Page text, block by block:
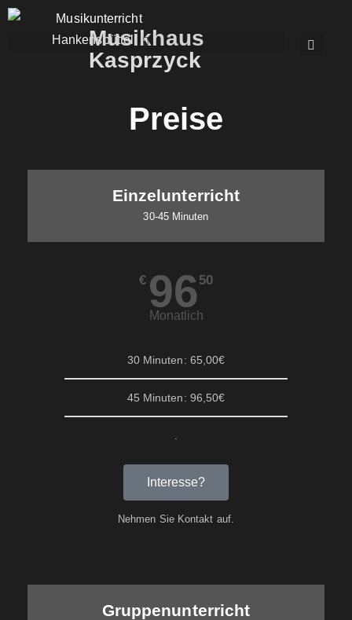
Musikhaus
Kasprzyck
Preise
Einzelunterricht
30-45 Minuten
€ 9650
Monatlich
30 Minuten: 65,00€
45 Minuten: 96,50€
Interesse?
Nehmen Sie Kontakt auf.
Gruppenunterricht